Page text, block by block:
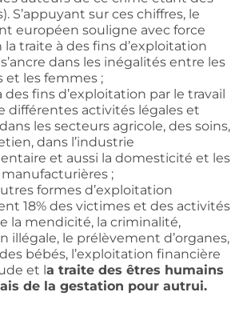
S’appuyant sur ces chiffres, le
européen souligne avec force
traite à des fins d’exploitation
dans les inégalités entre les
et les femmes ;
des fins d’exploitation par le travail
différentes activités légales et
les secteurs agricole, des soins,
dans l’industrie
et aussi la domesticité et les
;
formes d’exploitation
18% des victimes et des activités
la mendicité, la criminalité,
illégale, le prélèvement d’organes,
bébés, l’exploitation financière
et l a traite des êtres humains
de la gestation pour autrui.